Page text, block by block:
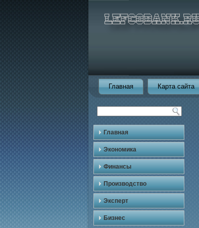
Главная Карта сайта
Главная
Экономика
Финансы
Производство
Эксперт
Бизнес